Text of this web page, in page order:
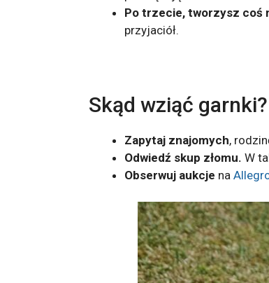
Po trzecie, tworzysz coś
przyjaciół.
Skąd wziąć garnki?
Zapytaj znajomych,
Odwiedź skup złomu. W
Obserwuj aukcje na